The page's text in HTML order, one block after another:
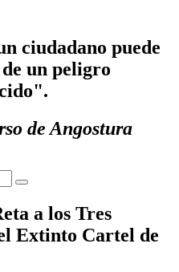
ciudadano puede
un peligro
de Angostura
a los Tres
Extinto Cartel de